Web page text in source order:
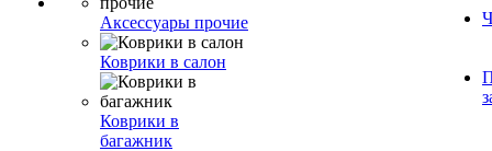
Аксессуары прочие
Коврики в салон
Коврики в
багажник